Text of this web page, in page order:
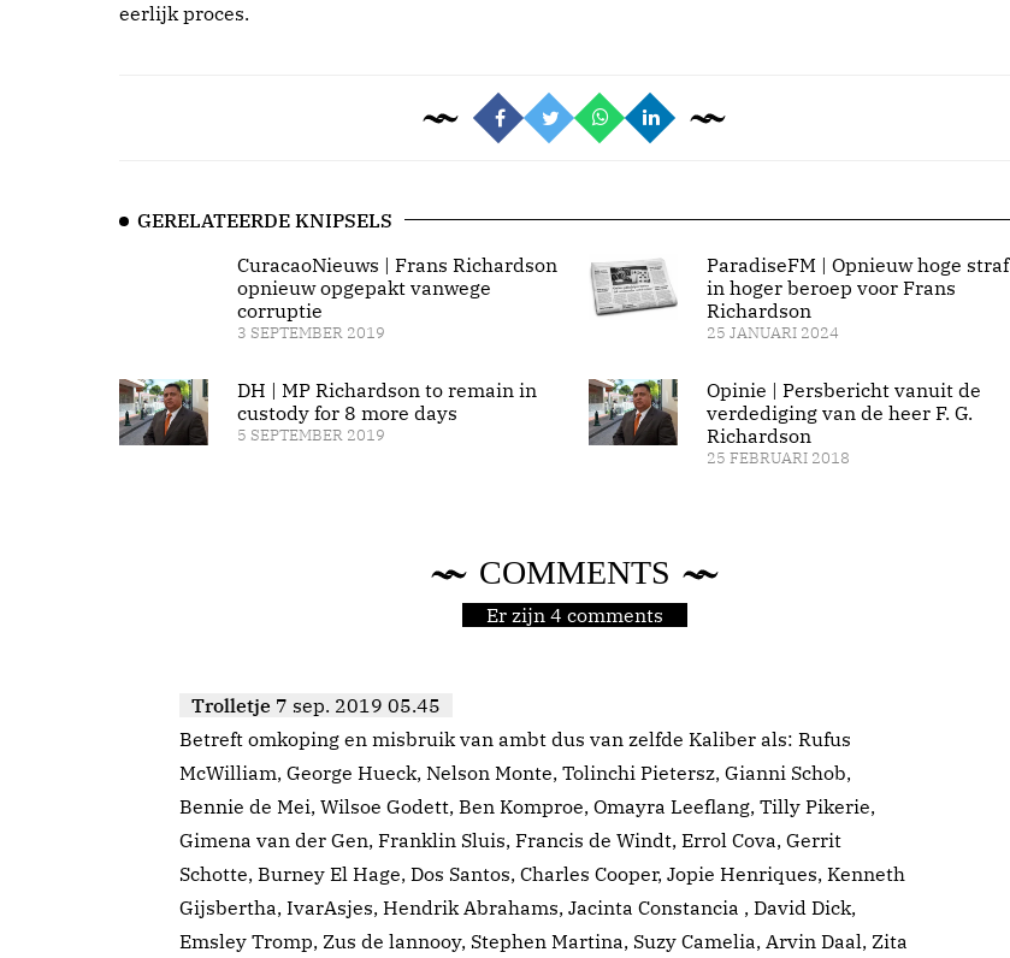
eerlijk proces.
GERELATEERDE KNIPSELS
CuracaoNieuws | Frans Richardson
opnieuw opgepakt vanwege
corruptie
3 SEPTEMBER 2019
DH | MP Richardson to remain in
custody for 8 more days
5 SEPTEMBER 2019
ParadiseFM | Opnieuw hoge straf
in hoger beroep voor Frans
Richardson
25 JANUARI 2024
Opinie | Persbericht vanuit de
verdediging van de heer F. G.
Richardson
25 FEBRUARI 2018
COMMENTS
Er zijn 4 comments
Trolletje 7 sep. 2019 05.45
Betreft omkoping en misbruik van ambt dus van zelfde Kaliber als: Rufus
McWilliam, George Hueck, Nelson Monte, Tolinchi Pietersz, Gianni Schob,
Bennie de Mei, Wilsoe Godett, Ben Komproe, Omayra Leeflang, Tilly Pikerie,
Gimena van der Gen, Franklin Sluis, Francis de Windt, Errol Cova, Gerrit
Schotte, Burney El Hage, Dos Santos, Charles Cooper, Jopie Henriques, Kenneth
Gijsbertha, IvarAsjes, Hendrik Abrahams, Jacinta Constancia , David Dick,
Emsley Tromp, Zus de lannooy, Stephen Martina, Suzy Camelia, Arvin Daal, Zita